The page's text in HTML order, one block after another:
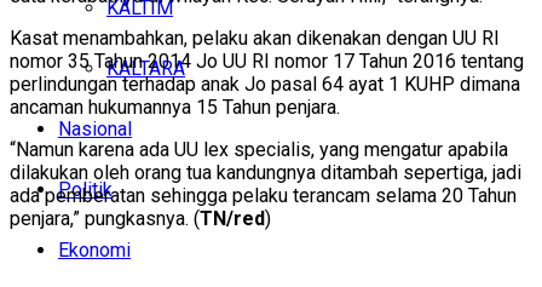
KALTIM
KALTARA
Nasional
Politik
Ekonomi
Kasat menambahkan, pelaku akan dikenakan dengan UU RI
nomor 35 Tahun 2014 Jo UU RI nomor 17 Tahun 2016 tentang
perlindungan terhadap anak Jo pasal 64 ayat 1 KUHP dimana
ancaman hukumannya 15 Tahun penjara.
“Namun karena ada UU lex specialis, yang mengatur apabila
dilakukan oleh orang tua kandungnya ditambah sepertiga, jadi
ada pemberatan sehingga pelaku terancam selama 20 Tahun
penjara,” pungkasnya. (TN/red)